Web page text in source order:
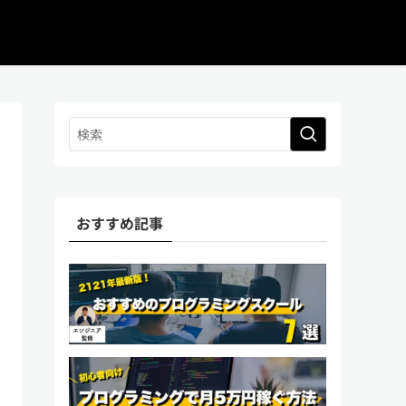
おすすめ記事